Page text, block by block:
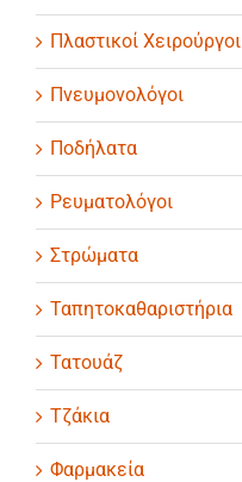
Πλαστικοί Χειρούργοι
Πνευμονολόγοι
Ποδήλατα
Ρευματολόγοι
Στρώματα
Ταπητοκαθαριστήρια
Τατουάζ
Τζάκια
Φαρμακεία